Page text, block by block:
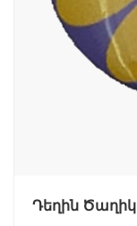
Դեղին Ծաղիկ